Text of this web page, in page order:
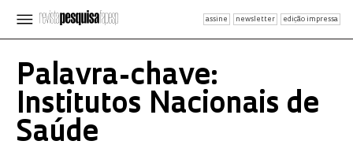
assine newsletter edição impressa
Palavra-chave:
Institutos Nacionais de
Saúde